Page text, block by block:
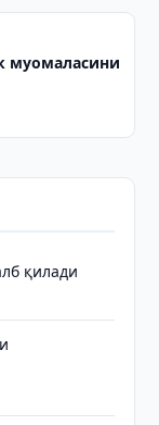
муомаласини
қилади